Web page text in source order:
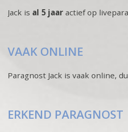
Jack is al 5 jaar actief op
VAAK ONLINE
Paragnost Jack is vaak online,
ERKEND PARAGNOST